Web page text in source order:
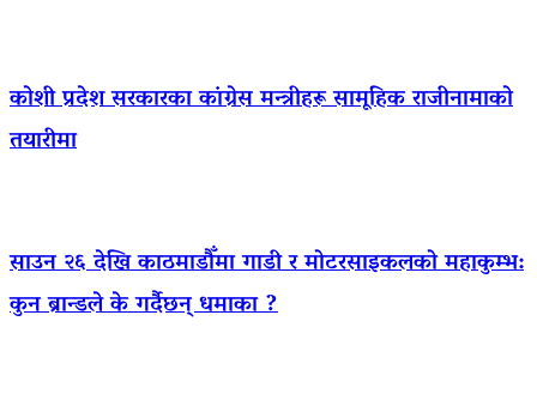
कोशी प्रदेश सरकारका कांग्रेस मन्त्रीहरू सामूहिक राजीनामाको
तयारीमा
साउन २६ देखि काठमाडौँमा गाडी र मोटरसाइकलको महाकुम्भ:
कुन ब्रान्डले के गर्दैछन् धमाका ?